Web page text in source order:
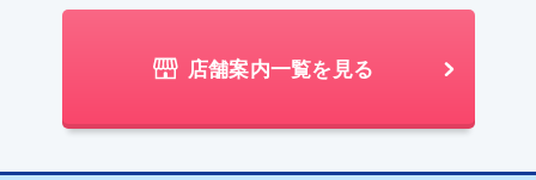
店舗案内一覧を見る